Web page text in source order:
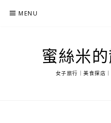
MENU
蜜絲米
女子旅行｜美食探店